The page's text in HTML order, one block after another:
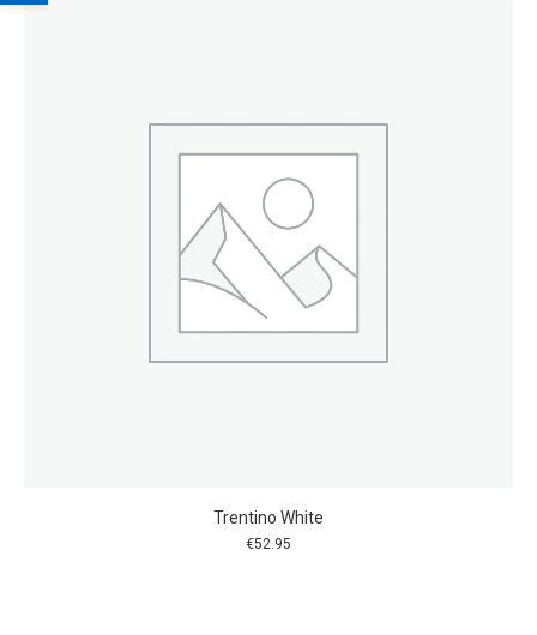
Trentino White
€52.95